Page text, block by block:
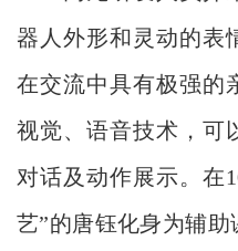
器人外形和灵动的表
在交流中具有极强的
视觉、语音技术，可
对话及动作展示。在
艺”的唐钰化身为辅